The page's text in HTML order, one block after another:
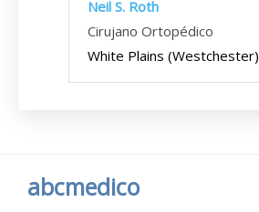
Neil S. Roth
Cirujano Ortopédico
White Plains (Westchester)
abcmedico